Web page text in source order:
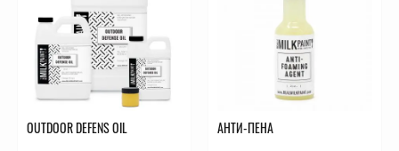
OUTDOOR DEFENS OIL АНТИ-ПЕНА